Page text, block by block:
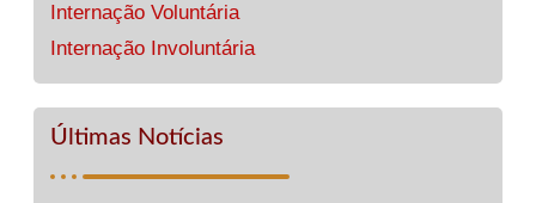
Internação Voluntária
Internação Involuntária
Últimas Notícias